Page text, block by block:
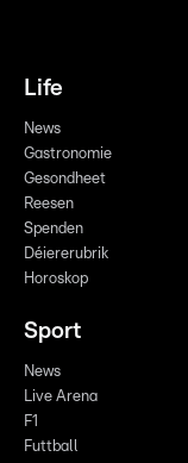
Life
News
Gastronomie
Gesondheet
Reesen
Spenden
Déiererubrik
Horoskop
Sport
News
Live Arena
F1
Futtball